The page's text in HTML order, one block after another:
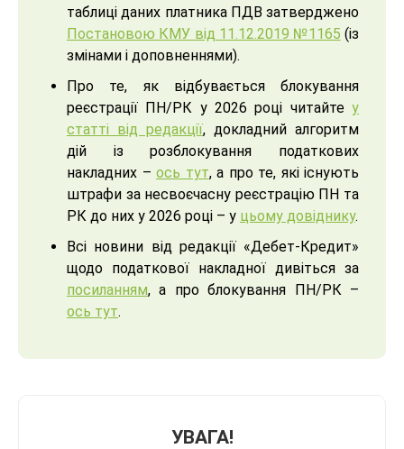
таблиці даних платника ПДВ затверджено
Постановою КМУ від 11.12.2019 №1165 (із
змінами і доповненнями).
Про те, як відбувається блокування
реєстрації ПН/РК у 2026 році читайте у
статті від редакції, докладний алгоритм
дій із розблокування податкових
накладних – ось тут, а про те, які існують
штрафи за несвоєчасну реєстрацію ПН та
РК до них у 2026 році – у цьому довіднику.
Всі новини від редакції «Дебет-Кредит»
щодо податкової накладної дивіться за
посиланням, а про блокування ПН/РК –
ось тут.
УВАГА!